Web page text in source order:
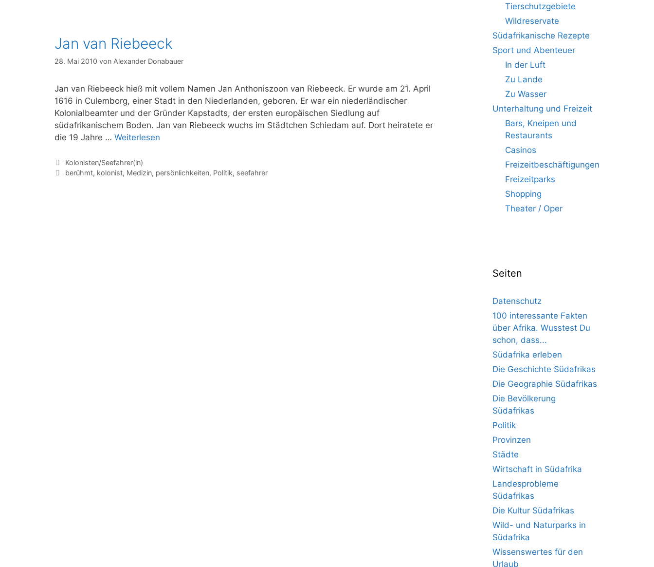
Jan van Riebeeck
28. Mai 2010 von Alexander Donabauer
Jan van Riebeeck hieß mit vollem Namen Jan Anthoniszoon van Riebeeck. Er wurde am 21. April
1616 in Culemborg, einer Stadt in den Niederlanden, geboren. Er war ein niederländischer
Kolonialbeamter und der Gründer Kapstadts, der ersten europäischen Siedlung auf
südafrikanischem Boden. Jan van Riebeeck wuchs im Städtchen Schiedam auf. Dort heiratete er
die 19 Jahre … Weiterlesen
Kategorien
Kolonisten/Seefahrer(in)
Schlagwörter
berühmt, kolonist, Medizin, persönlichkeiten, Politik, seefahrer
Tierschutzgebiete
Wildreservate
Südafrikanische Rezepte
Sport und Abenteuer
In der Luft
Zu Lande
Zu Wasser
Unterhaltung und Freizeit
Bars, Kneipen und
Restaurants
Casinos
Freizeitbeschäftigungen
Freizeitparks
Shopping
Theater / Oper
Seiten
Datenschutz
100 interessante Fakten
über Afrika. Wusstest Du
schon, dass...
Südafrika erleben
Die Geschichte Südafrikas
Die Geographie Südafrikas
Die Bevölkerung
Südafrikas
Politik
Provinzen
Städte
Wirtschaft in Südafrika
Landesprobleme
Südafrikas
Die Kultur Südafrikas
Wild- und Naturparks in
Südafrika
Wissenswertes für den
Urlaub